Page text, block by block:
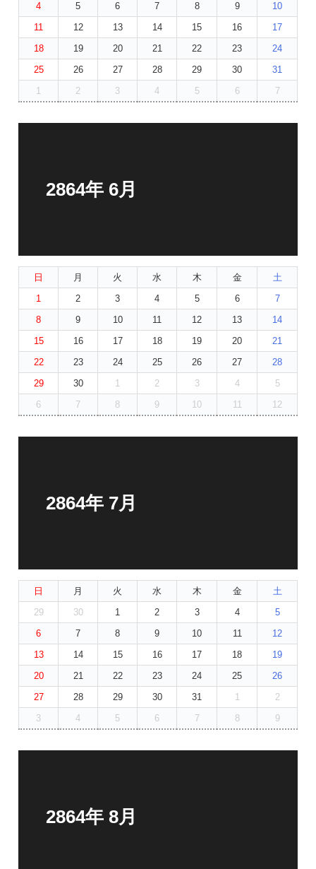
4 5 6 7 8 9
10
11
12 13 14 15 16
17
18
19 20 21 22 23
24
25
26 27 28 29 30
31
1
2 3 4 5 6 7
2864年 6月
日 月 火 水 木 金
土
1
2 3 4 5 6
7
8
9 10 11 12 13
14
15
16 17 18 19 20
21
22
23 24 25 26 27
28
29
30 1 2 3 4
5
6
7 8 9 10 11 12
2864年 7月
日 月 火 水 木 金
土
29
30 1 2 3 4
5
6
7 8 9 10 11
12
13
14 15 16 17 18
19
20
21 22 23 24 25
26
27
28 29 30 31 1
2
3
4 5 6 7 8 9
2864年 8月